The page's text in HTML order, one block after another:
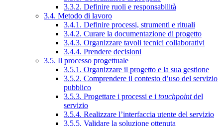
3.3.2. Definire ruoli e responsabilità
3.4. Metodo di lavoro
3.4.1. Definire processi, strumenti e rituali
3.4.2. Curare la documentazione di progetto
3.4.3. Organizzare tavoli tecnici collaborativi
3.4.4. Prendere decisioni
3.5. Il processo progettuale
3.5.1. Organizzare il progetto e la sua gestione
3.5.2. Comprendere il contesto d’uso del servizio
pubblico
3.5.3. Progettare i processi e i touchpointdel
servizio
3.5.4. Realizzare l’interfaccia utente del servizio
3.5.5. Validare la soluzione ottenuta